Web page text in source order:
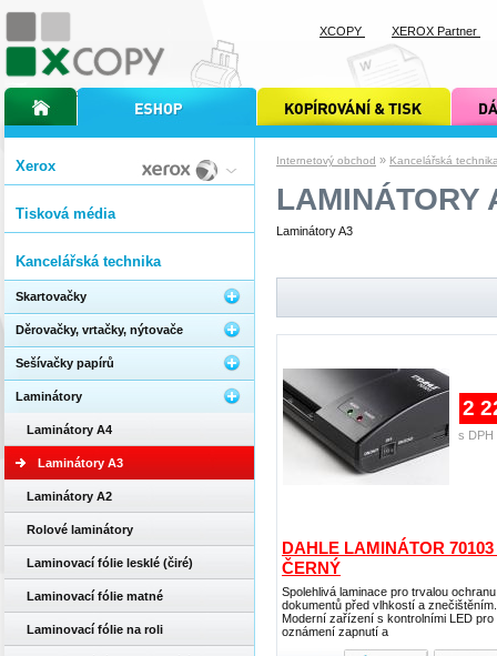
Internetový obchod » Kancelářská
LAMINÁTORY
Laminátory A3
DAHLE LAMINÁTOR 70103
ČERNÝ
Spolehlivá laminace pro trvalou ochranu
dokumentů před vlhkostí a znečištěním.
Moderní zařízení s kontrolními LED pro
oznámení zapnutí a
2
s DPH
Xerox
Tisková média
Kancelářská technika
Skartovačky
Děrovačky, vrtačky, nýtovače
Sešívačky papírů
Laminátory
Laminátory A4
Laminátory A3
Laminátory A2
Rolové laminátory
Laminovací fólie lesklé (čiré)
Laminovací fólie matné
Laminovací fólie na roli
úvodní stránka xcopyinternetový obchod xcopy kopírování a tisk xcopy dárkové
XCOPY XEROX Partner